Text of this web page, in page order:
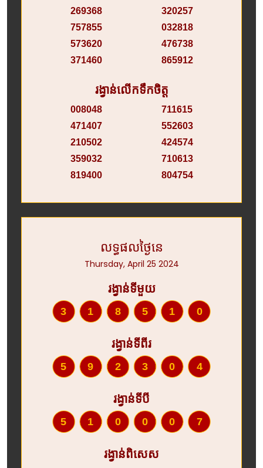
269368
757855
573620
371460
320257
032818
476738
865912
រង្វាន់លើកទឹកចិត្ត
008048
471407
210502
359032
819400
711615
552603
424574
710613
804754
លទ្ធផលថ្ងៃនេ
Thursday, April 25 2024
រង្វាន់ទីមួយ
318510
រង្វាន់ទីពីរ
592304
រង្វាន់ទីបី
510007
រង្វាន់ពិសេស